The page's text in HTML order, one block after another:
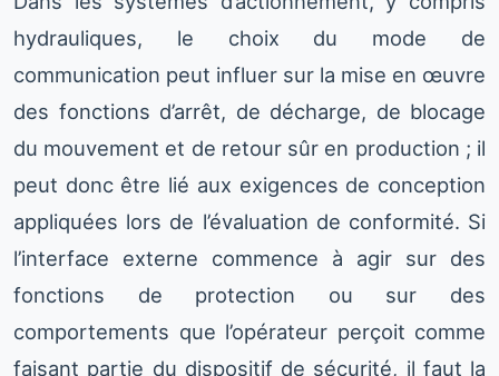
hydrauliques, le choix du mode de
communication peut influer sur la mise en œuvre
des fonctions d’arrêt, de décharge, de blocage
du mouvement et de retour sûr en production ; il
peut donc être lié aux exigences de conception
appliquées lors de l’évaluation de conformité. Si
l’interface externe commence à agir sur des
fonctions de protection ou sur des
comportements que l’opérateur perçoit comme
faisant partie du dispositif de sécurité, il faut la